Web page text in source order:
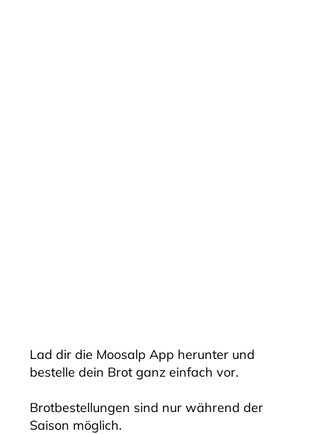
Lad dir die Moosalp App herunter und
bestelle dein Brot ganz einfach vor.
Brotbestellungen sind nur während der
Saison möglich.